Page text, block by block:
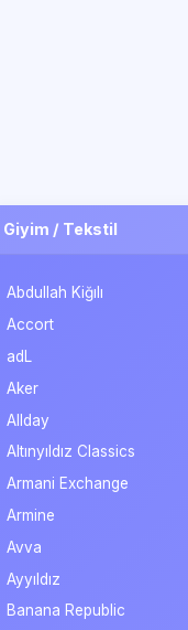
Giyim / Tekstil
Abdullah Kiğılı
Accort
adL
Aker
Allday
Altınyıldız Classics
Armani Exchange
Armine
Avva
Ayyıldız
Banana Republic